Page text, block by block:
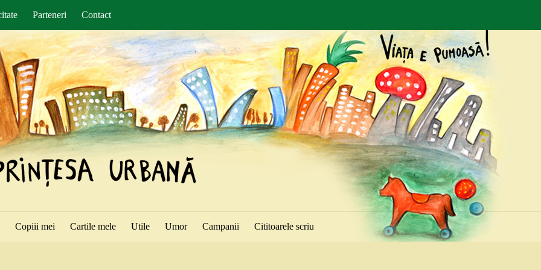
Parteneri Contact
Copiii mei Cartile mele Utile Umor Campanii Cititoarele scriu